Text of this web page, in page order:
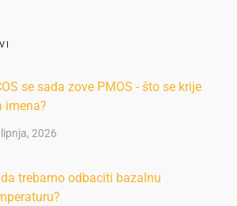
se sada zove PMOS - što se krije
imena?
2026
trebamo odbaciti bazalnu